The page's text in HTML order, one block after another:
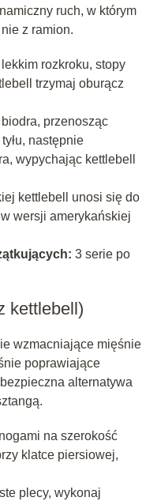
ruch, w którym
z ramion.
rozkroku, stopy
trzymaj oburącz
przenosząc
następnie
wypychając kettlebell
kettlebell unosi się do
wersji amerykańskiej
3 serie po
kettlebell)
wzmacniające mięśnie
poprawiające
alternatywa
na szerokość
klatce piersiowej,
plecy, wykonaj